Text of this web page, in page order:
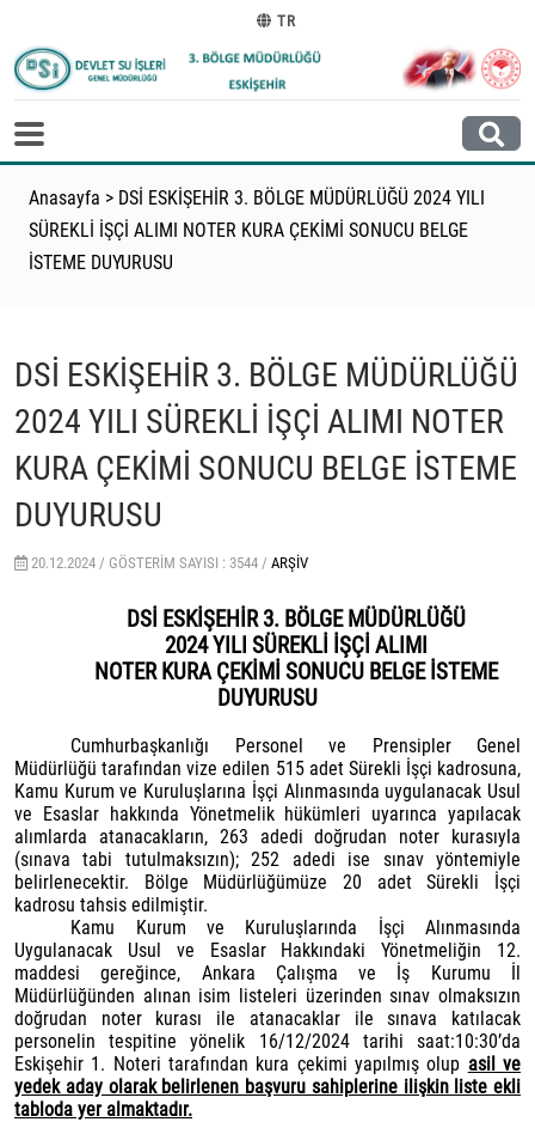
TR
Anasayfa > DSİ ESKİŞEHİR 3. BÖLGE MÜDÜRLÜĞÜ 2024 YILI
SÜREKLİ İŞÇİ ALIMI NOTER KURA ÇEKİMİ SONUCU BELGE
İSTEME DUYURUSU
DSİ ESKİŞEHİR 3. BÖLGE MÜDÜRLÜĞÜ
2024 YILI SÜREKLİ İŞÇİ ALIMI NOTER
KURA ÇEKİMİ SONUCU BELGE İSTEME
DUYURUSU
20.12.2024 / GÖSTERIM SAYISI : 3544 / ARŞIV
DSİ ESKİŞEHİR 3. BÖLGE MÜDÜRLÜĞÜ
2024 YILI SÜREKLİ İŞÇİ ALIMI
NOTER KURA ÇEKİMİ SONUCU BELGE İSTEME
DUYURUSU
Cumhurbaşkanlığı Personel ve Prensipler Genel
Müdürlüğü tarafından vize edilen 515 adet Sürekli İşçi kadrosuna,
Kamu Kurum ve Kuruluşlarına İşçi Alınmasında uygulanacak Usul
ve Esaslar hakkında Yönetmelik hükümleri uyarınca yapılacak
alımlarda atanacakların, 263 adedi doğrudan noter kurasıyla
(sınava tabi tutulmaksızın); 252 adedi ise sınav yöntemiyle
belirlenecektir. Bölge Müdürlüğümüze 20 adet Sürekli İşçi
kadrosu tahsis edilmiştir.
Kamu Kurum ve Kuruluşlarında İşçi Alınmasında
Uygulanacak Usul ve Esaslar Hakkındaki Yönetmeliğin 12.
maddesi gereğince, Ankara Çalışma ve İş Kurumu İl
Müdürlüğünden alınan isim listeleri üzerinden sınav olmaksızın
doğrudan noter kurası ile atanacaklar ile sınava katılacak
personelin tespitine yönelik 16/12/2024 tarihi saat:10:30’da
Eskişehir 1. Noteri tarafından kura çekimi yapılmış olup asil ve
yedek aday olarak belirlenen başvuru sahiplerine ilişkin liste ekli
tabloda yer almaktadır.